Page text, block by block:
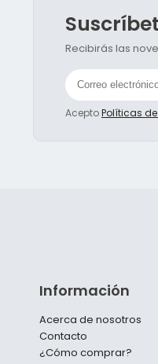
Recibirás las
AceptoPolíticas
Información
Acerca de nosotros
Contacto
¿Cómo comprar?